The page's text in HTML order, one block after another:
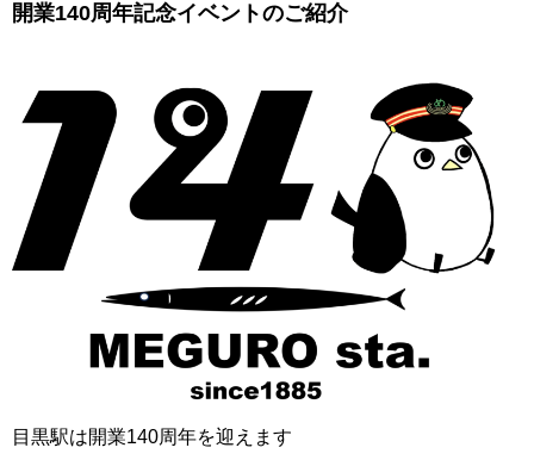
開業140周年記念イベントのご紹介
目黒駅は開業140周年を迎えます